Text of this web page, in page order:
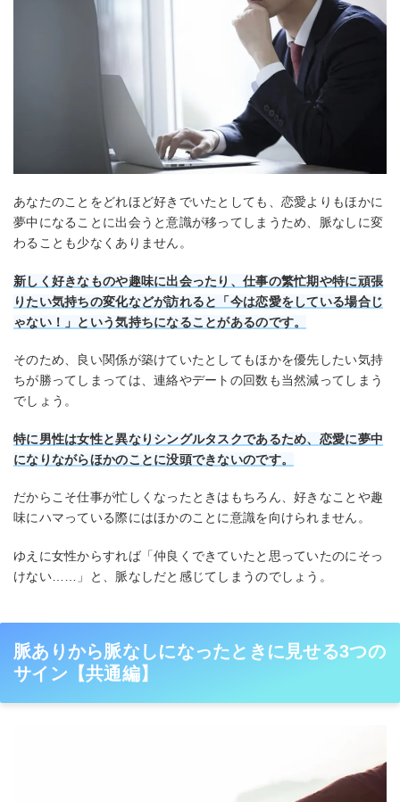
あなたのことをどれほど好きでいたとしても、恋愛よりもほかに
夢中になることに出会うと意識が移ってしまうため、脈なしに変
わることも少なくありません。
新しく好きなものや趣味に出会ったり、仕事の繁忙期や特に頑張
りたい気持ちの変化などが訪れると「今は恋愛をしている場合じ
ゃない！」という気持ちになることがあるのです。
そのため、良い関係が築けていたとしてもほかを優先したい気持
ちが勝ってしまっては、連絡やデートの回数も当然減ってしまう
でしょう。
特に男性は女性と異なりシングルタスクであるため、恋愛に夢中
になりながらほかのことに没頭できないのです。
だからこそ仕事が忙しくなったときはもちろん、好きなことや趣
味にハマっている際にはほかのことに意識を向けられません。
ゆえに女性からすれば「仲良くできていたと思っていたのにそっ
けない……」と、脈なしだと感じてしまうのでしょう。
脈ありから脈なしになったときに見せる3つの
サイン【共通編】